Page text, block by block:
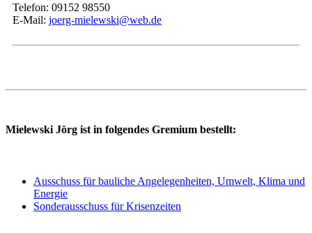
Telefon: 09152 98550
E-Mail: joerg-mielewski@web.de
Mielewski Jörg ist in folgendes Gremium bestellt:
Ausschuss für bauliche Angelegenheiten, Umwelt, Klima und
Energie
Sonderausschuss für Krisenzeiten